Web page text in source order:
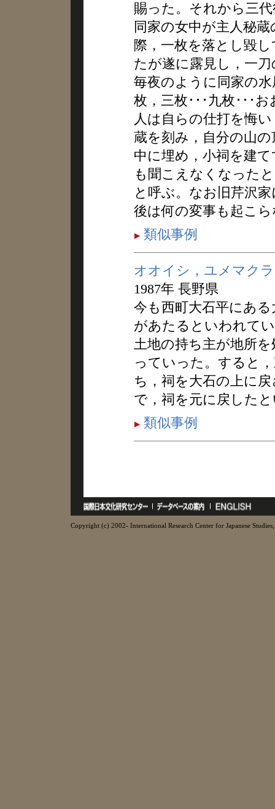
賜った。それから三
同家の女中が主人秘
際，一枚を落とし毀
たが遂に露見し，一
毎夜のように同家の
枚，三枚･･･九枚･･･
人は自らの仕打を悔
蔵を刻み，自分の山
中に埋め，小祠を建
も聞こえなくなった
と呼ぶ。なお旧芹沢
後は何の変事も起こ
類似事例
オオイシ，ユメマク
1987年 長野県
今も西町大石平にあ
があたるといわれて
土地の持ち主が地所
っていった。すると
ち，祠を大石の上に
で，祠を元に戻した
類似事例
Copyright (c) 2002- International Research Center for Japanese